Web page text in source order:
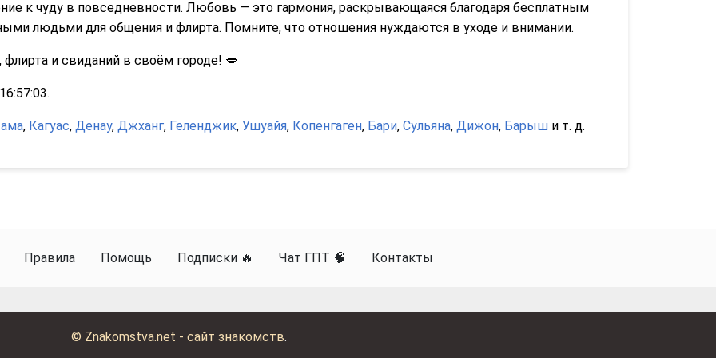
к чуду в повседневности. Любовь — это гармония, раскрывающаяся благодаря бесплатным
людьми для общения и флирта. Помните, что отношения нуждаются в уходе и внимании.
и свиданий в своём городе! 💋
, Кагуас, Денау, Джханг, Геленджик, Ушуайя, Копенгаген, Бари, Сульяна, Дижон, Барыш и т. д.
Правила Помощь Подписки 🔥 Чат ГПТ 🧠 Контакты
© Znakomstva.net - сайт знакомств.